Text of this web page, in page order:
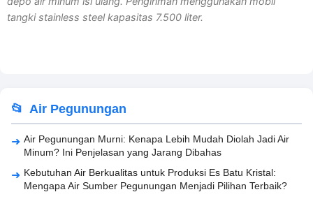
tangki stainless steel kapasitas 7.500 liter.
Air Pegunungan
Air Pegunungan Murni: Kenapa Lebih Mudah Diolah Jadi Air
Minum? Ini Penjelasan yang Jarang Dibahas
Kebutuhan Air Berkualitas untuk Produksi Es Batu Kristal:
Mengapa Air Sumber Pegunungan Menjadi Pilihan Terbaik?